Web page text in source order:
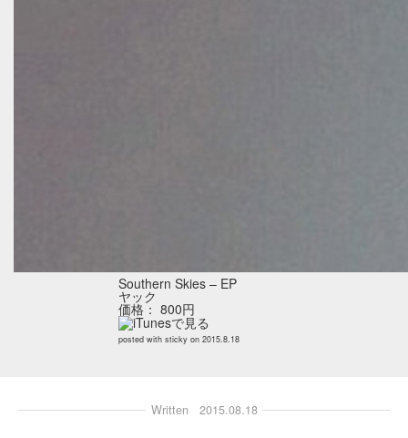
Southern Skies – EP
ヤック
価格： 800円
posted with sticky on 2015.8.18
Written 2015.08.18